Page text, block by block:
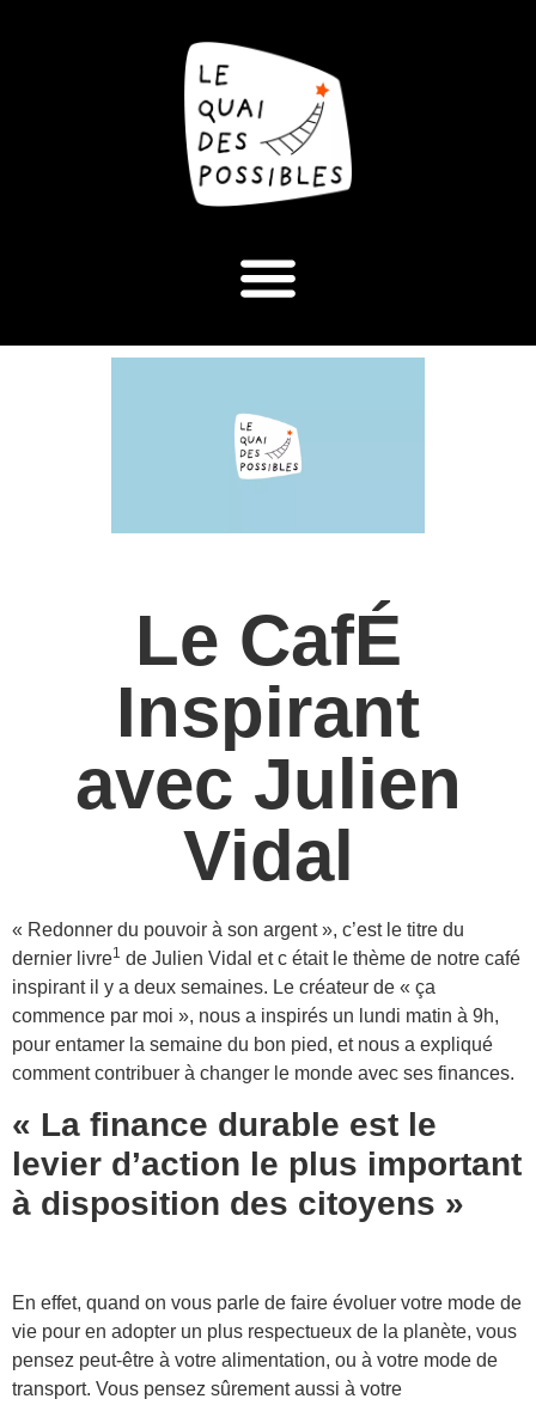
Le CafÉ
Inspirant
avec Julien
Vidal
« Redonner du pouvoir à son argent », c’est le titre du
dernier livre1 de Julien Vidal et c était le thème de notre café
inspirant il y a deux semaines. Le créateur de « ça
commence par moi », nous a inspirés un lundi matin à 9h,
pour entamer la semaine du bon pied, et nous a expliqué
comment contribuer à changer le monde avec ses finances.
« La finance durable est le
levier d’action le plus important
à disposition des citoyens »
En effet, quand on vous parle de faire évoluer votre mode de
vie pour en adopter un plus respectueux de la planète, vous
pensez peut-être à votre alimentation, ou à votre mode de
transport. Vous pensez sûrement aussi à votre